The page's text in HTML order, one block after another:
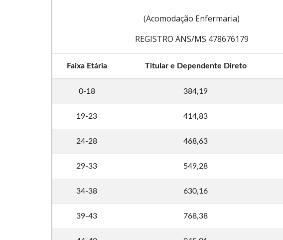
(Acomodação Enfermaria)
REGISTRO ANS/MS 478676179
Faixa Etária Titular e Dependente Direto
0-18 384,19
19-23 414,83
24-28 468,63
29-33 549,28
34-38 630,16
39-43 768,38